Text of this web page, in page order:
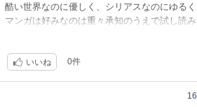
酷い世界なのに優しく、シリアスなのにゆる
マンガは好みなのは重々承知のうえで試し読
で一気読みしたくなると思います。長期にわ
なんでしょうか。素晴らしいです。
いいね 0件